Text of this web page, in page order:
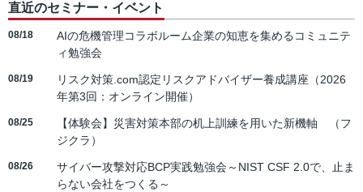
直近のセミナー・イベント
08/18
AIの危機管理コラボルーム企業の知恵を集めるコミュニテ
ィ勉強会
08/19
リスク対策.com認定リスクアドバイザー養成講座（2026
年第3回：オンライン開催）
08/25
【体験会】災害対策本部の机上訓練を用いた新機軸 （フ
ジクラ）
08/26
サイバー攻撃対応BCP実践勉強会～NIST CSF 2.0で、止ま
らない会社をつくる～